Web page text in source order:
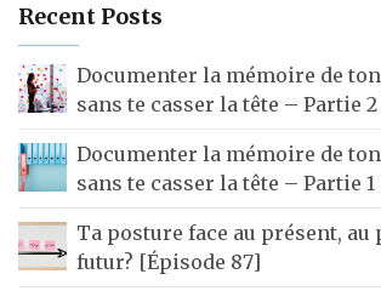
Recent Posts
Documenter la mémoire de
sans te casser la tête – Partie
Documenter la mémoire de
sans te casser la tête – Partie
Ta posture face au présent, au
futur? [Épisode 87]